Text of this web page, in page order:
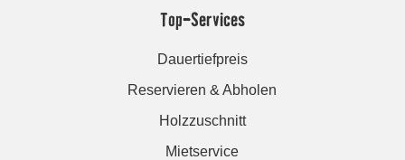
Top-Services
Dauertiefpreis
Reservieren & Abholen
Holzzuschnitt
Mietservice